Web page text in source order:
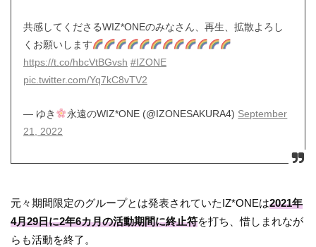
共感してくださるWIZ*ONEのみなさん、再生、拡散よろし
くお願いします
https://t.co/hbcVtBGvsh #IZONE
pic.twitter.com/Yq7kC8vTV2
— ゆき 永遠のWIZ*ONE (@IZONESAKURA4) September
21, 2022
元々期間限定のグループとは発表されていたIZ*ONEは2021年
4月29日に2年6カ月の活動期間に終止符を打ち、惜しまれなが
らも活動を終了。